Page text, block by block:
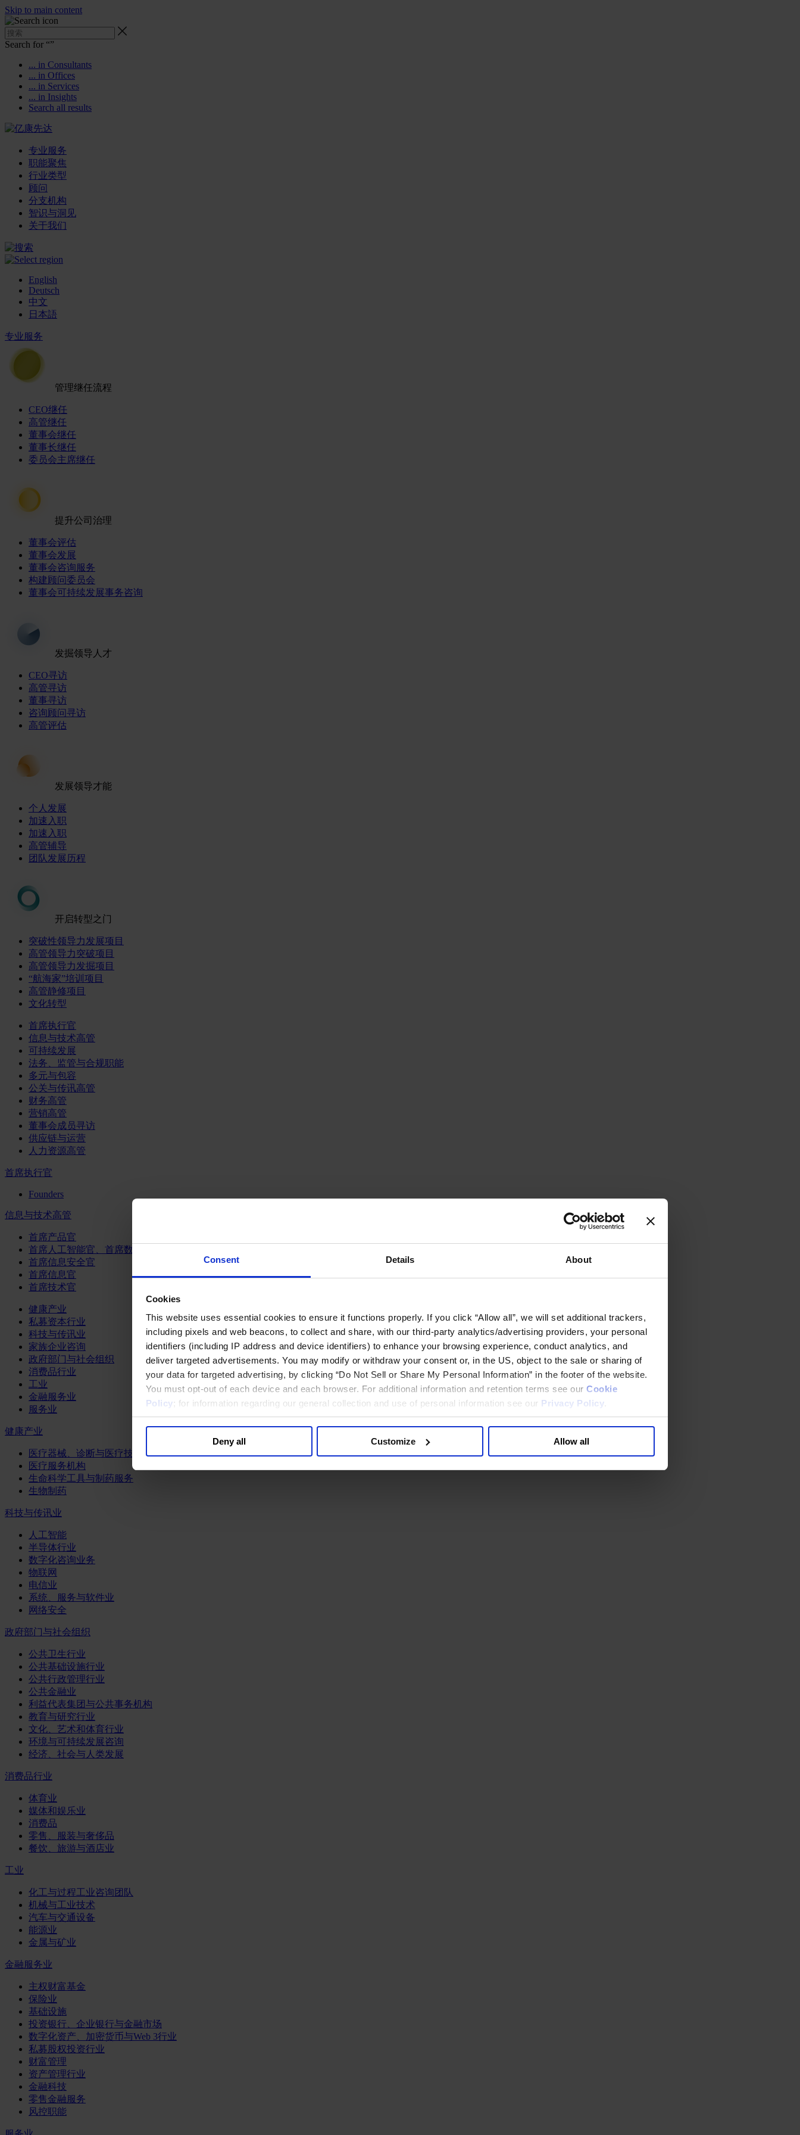
Consent Details About
Cookies
This website uses essential cookies to ensure it functions properly. If you click “Allow all”, we will set additional trackers,
including pixels and web beacons, to collect and share, with our third-party analytics/advertising providers, your personal
identifiers (including IP address and device identifiers) to enhance your browsing experience, conduct analytics, and
deliver targeted advertisements. You may modify or withdraw your consent or, in the US, object to the sale or sharing of
your data for targeted advertising, by clicking “Do Not Sell or Share My Personal Information” in the footer of the website.
You must opt-out of each device and each browser. For additional information and retention terms see our Cookie
Policy; for information regarding our general collection and use of personal information see our Privacy Policy
Deny all Customize Allow all
Skip to main content
Search for “”
... in Consultants
... in Offices
... in Services
... in Insights
Search all results
专业服务
职能聚焦
行业类型
顾问
分支机构
智识与洞见
关于我们
English
Deutsch
中文
日本語
专业服务
管理继任流程
CEO继任
高管继任
董事会继任
董事长继任
委员会主席继任
提升公司治理
董事会评估
董事会发展
董事会咨询服务
构建顾问委员会
董事会可持续发展事务咨询
发掘领导人才
CEO寻访
高管寻访
董事寻访
咨询顾问寻访
高管评估
发展领导才能
个人发展
加速入职
加速入职
高管辅导
团队发展历程
开启转型之门
突破性领导力发展项目
高管领导力突破项目
高管领导力发掘项目
“航海家”培训项目
高管静修项目
文化转型
首席执行官
信息与技术高管
可持续发展
法务、监管与合规职能
多元与包容
公关与传讯高管
财务高管
营销高管
董事会成员寻访
供应链与运营
人力资源高管
首席执行官
Founders
信息与技术高管
首席产品官
首席人工智能官、首席数据官和首席数据解析官
首席信息安全官
首席信息官
首席技术官
健康产业
私募资本行业
科技与传讯业
家族企业咨询
政府部门与社会组织
消费品行业
工业
金融服务业
服务业
健康产业
医疗器械、诊断与医疗技术
医疗服务机构
生命科学工具与制药服务
生物制药
科技与传讯业
人工智能
半导体行业
数字化咨询业务
物联网
电信业
系统、服务与软件业
网络安全
政府部门与社会组织
公共卫生行业
公共基础设施行业
公共行政管理行业
公共金融业
利益代表集团与公共事务机构
教育与研究行业
文化、艺术和体育行业
环境与可持续发展咨询
经济、社会与人类发展
消费品行业
体育业
媒体和娱乐业
消费品
零售、服装与奢侈品
餐饮、旅游与酒店业
工业
化工与过程工业咨询团队
机械与工业技术
汽车与交通设备
能源业
金属与矿业
金融服务业
主权财富基金
保险业
基础设施
投资银行、企业银行与金融市场
数字化资产、加密货币与Web 3行业
私募股权投资行业
财富管理
资产管理行业
金融科技
零售金融服务
风控职能